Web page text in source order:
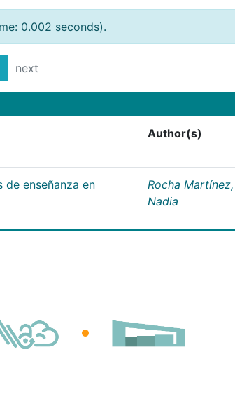
0.002 seconds).
next
Author(s)
enseñanza en
Rocha Martínez,
Nadia